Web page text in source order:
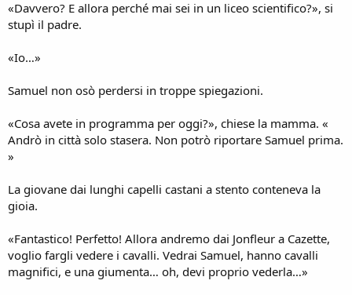
«Davvero? E allora perché mai sei in un liceo scientifico?», si
stupì il padre.
«Io…»
Samuel non osò perdersi in troppe spiegazioni.
«Cosa avete in programma per oggi?», chiese la mamma. «
Andrò in città solo stasera. Non potrò riportare Samuel prima.
»
La giovane dai lunghi capelli castani a stento conteneva la
gioia.
«Fantastico! Perfetto! Allora andremo dai Jonfleur a Cazette,
voglio fargli vedere i cavalli. Vedrai Samuel, hanno cavalli
magnifici, e una giumenta… oh, devi proprio vederla…»